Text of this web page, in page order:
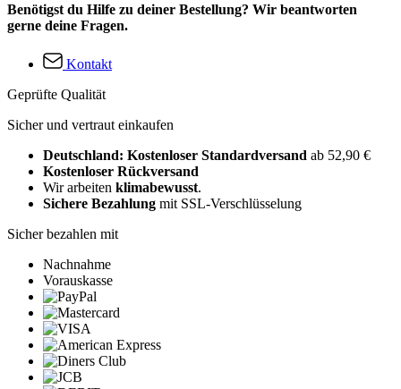
Benötigst du Hilfe zu deiner Bestellung? Wir beantworten
gerne deine Fragen.
Kontakt
Geprüfte Qualität
Sicher und vertraut einkaufen
Deutschland: Kostenloser Standardversand ab 52,90 €
Kostenloser Rückversand
Wir arbeiten klimabewusst.
Sichere Bezahlung mit SSL-Verschlüsselung
Sicher bezahlen mit
Nachnahme
Vorauskasse